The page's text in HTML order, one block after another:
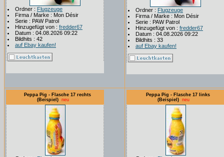
Ordner : Flugzeuge
Firma / Marke : Mon Désir
Serie : PAW Patrol
Hinzugefügt von : fredder67
Datum : 04.08.2026 09:22
Bildhits : 42
auf Ebay kaufen!
Ordner : Flugzeuge
Firma / Marke : Mon Désir
Serie : PAW Patrol
Hinzugefügt von : fredder67
Datum : 04.08.2026 09:22
Bildhits : 33
auf Ebay kaufen!
Peppa Pig - Flasche 17 rechts
(Beispiel)
neu
Peppa Pig - Flasche 17 links
(Beispiel)
neu